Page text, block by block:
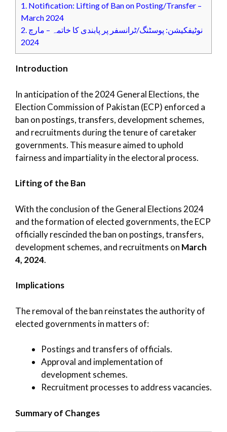
1. Notification: Lifting of Ban on Posting/Transfer –
March 2024
2.
2024
Introduction
In anticipation of the 2024 General Elections, the
Election Commission of Pakistan (ECP) enforced a
ban on postings, transfers, development schemes,
and recruitments during the tenure of caretaker
governments. This measure aimed to uphold
fairness and impartiality in the electoral process.
Lifting of the Ban
With the conclusion of the General Elections 2024
and the formation of elected governments, the ECP
officially rescinded the ban on postings, transfers,
development schemes, and recruitments on March
4, 2024.
Implications
The removal of the ban reinstates the authority of
elected governments in matters of:
Postings and transfers of officials.
Approval and implementation of
development schemes.
Recruitment processes to address vacancies.
Summary of Changes